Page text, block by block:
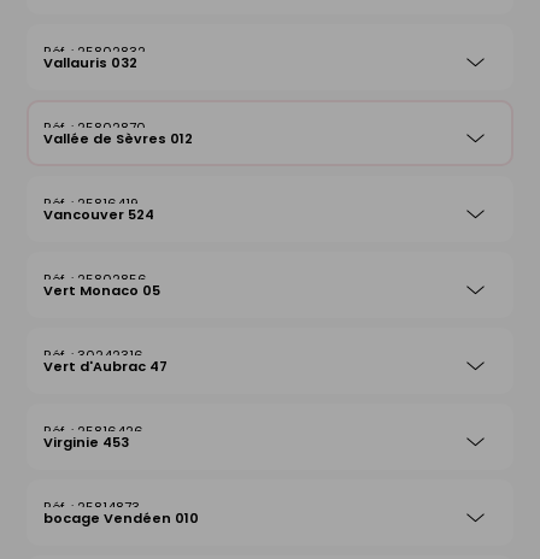
25802832
Vallauris 032
25802870
Vallée de Sèvres 012
25816419
Vancouver 524
25802856
Vert Monaco 05
30242316
Vert d'Aubrac 47
25816426
Virginie 453
25814873
bocage Vendéen 010